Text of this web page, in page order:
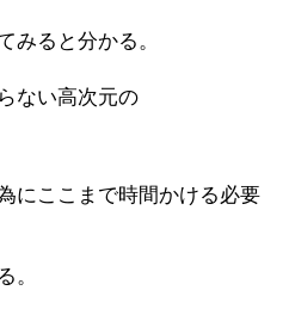
ると分かる。
ない高次元の
にここまで時間かける必要